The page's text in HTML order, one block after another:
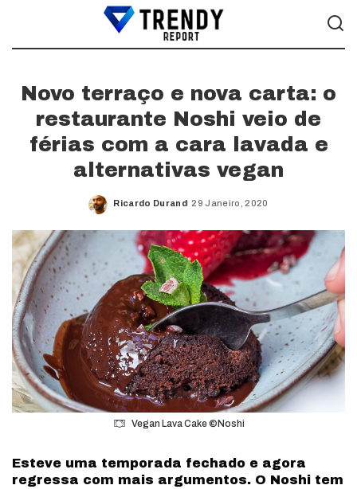
Novo terraço e nova carta: o
restaurante Noshi veio de
férias com a cara lavada e
alternativas vegan
Posted
Ricardo Durand 29 Janeiro, 2020
Vegan Lava Cake ©Noshi
Esteve uma temporada fechado e agora
regressa com mais argumentos. O Noshi tem